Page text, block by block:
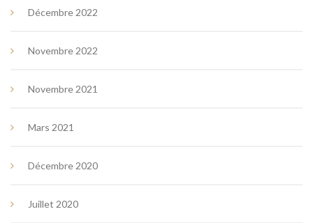
Décembre 2022
Novembre 2022
Novembre 2021
Mars 2021
Décembre 2020
Juillet 2020